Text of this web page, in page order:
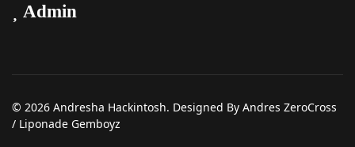
Admin
© 2026 Andresha Hackintosh. Designed By Andres ZeroCross
/ Liponade Gemboyz